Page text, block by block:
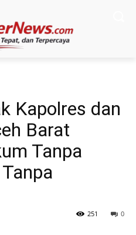
Kapolres dan
Barat
Tanpa
0
251